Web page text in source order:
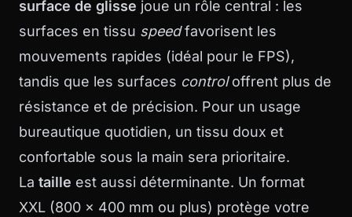
surface de glisse joue un rôle central : les
surfaces en tissu speedfavorisent les
mouvements rapides (idéal pour le FPS),
tandis que les surfaces controloffrent plus de
résistance et de précision. Pour un usage
bureautique quotidien, un tissu doux et
confortable sous la main sera prioritaire.
La taille est aussi déterminante. Un format
XXL (800 x 400 mm ou plus) protège votre